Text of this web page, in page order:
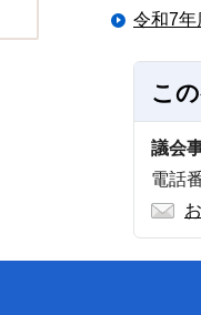
令和7年
こ
議会
電話